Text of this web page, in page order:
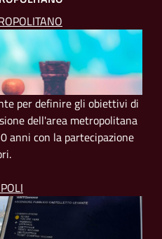
per definire gli obiettivi di
dell'area metropolitana
anni con la partecipazione